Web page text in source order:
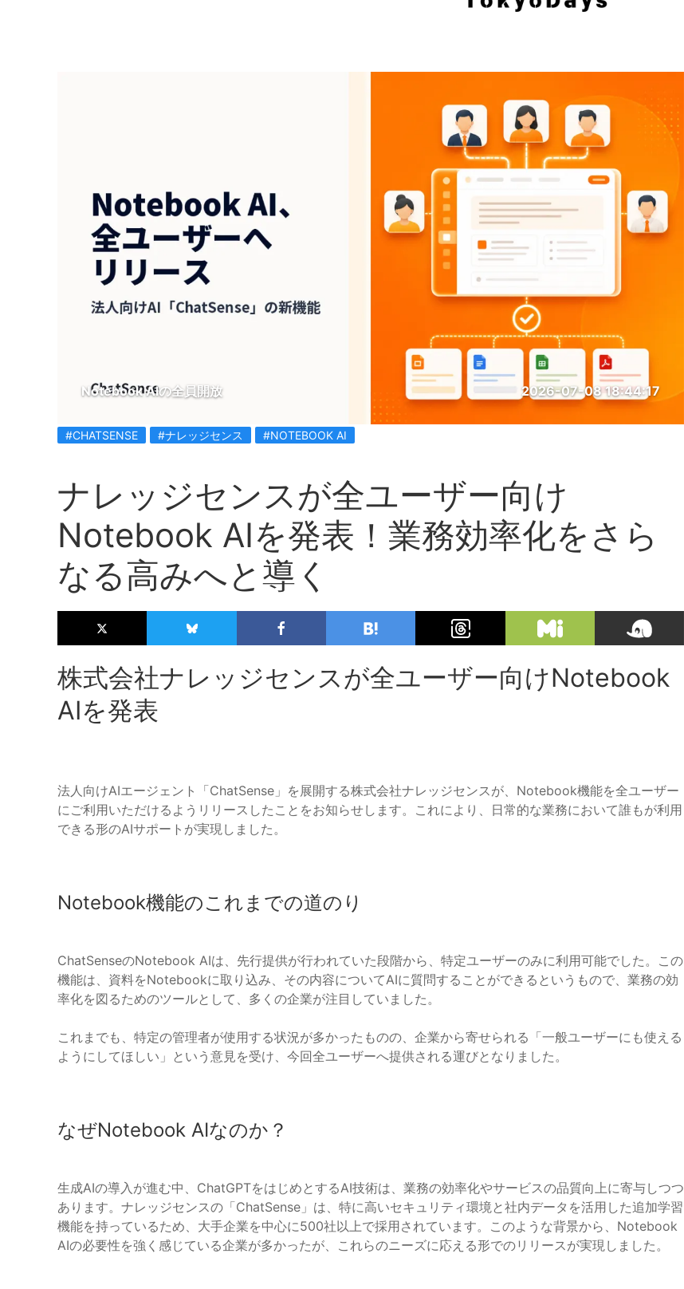
Notebook AIの全員開放 2026-07-08 18:44:17
#CHATSENSE #ナレッジセンス #NOTEBOOK AI
ナレッジセンスが全ユーザー向け
Notebook AIを発表！業務効率化をさら
なる高みへと導く
株式会社ナレッジセンスが全ユーザー向けNotebook
AIを発表
法人向けAIエージェント「ChatSense」を展開する株式会社ナレッジセンスが、Notebook機能を全ユーザー
にご利用いただけるようリリースしたことをお知らせします。これにより、日常的な業務において誰もが利用
できる形のAIサポートが実現しました。
Notebook機能のこれまでの道のり
ChatSenseのNotebook AIは、先行提供が行われていた段階から、特定ユーザーのみに利用可能でした。この
機能は、資料をNotebookに取り込み、その内容についてAIに質問することができるというもので、業務の効
率化を図るためのツールとして、多くの企業が注目していました。
これまでも、特定の管理者が使用する状況が多かったものの、企業から寄せられる「一般ユーザーにも使える
ようにしてほしい」という意見を受け、今回全ユーザーへ提供される運びとなりました。
なぜNotebook AIなのか？
生成AIの導入が進む中、ChatGPTをはじめとするAI技術は、業務の効率化やサービスの品質向上に寄与しつつ
あります。ナレッジセンスの「ChatSense」は、特に高いセキュリティ環境と社内データを活用した追加学習
機能を持っているため、大手企業を中心に500社以上で採用されています。このような背景から、Notebook
AIの必要性を強く感じている企業が多かったが、これらのニーズに応える形でのリリースが実現しました。